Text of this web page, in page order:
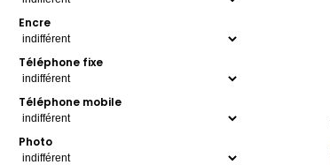
Encre
Téléphone fixe
Téléphone mobile
Photo